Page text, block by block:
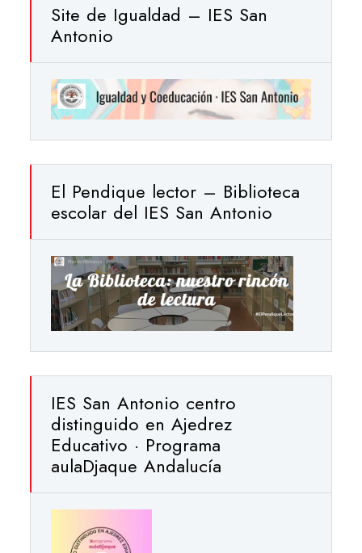
Site de Igualdad – IES San
Antonio
El Pendique lector – Biblioteca
escolar del IES San Antonio
IES San Antonio centro
distinguido en Ajedrez
Educativo · Programa
aulaDjaque Andalucía